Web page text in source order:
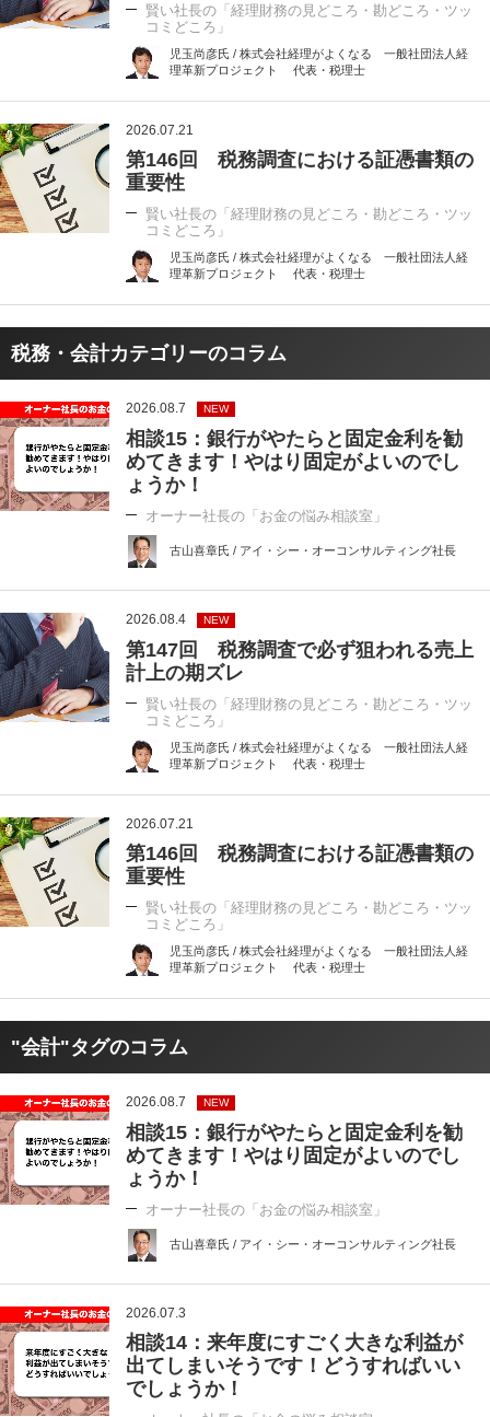
賢い社長の「経理財務の見どころ・勘どころ・ツッ
コミどころ」
児玉尚彦氏 / 株式会社経理がよくなる 一般社団法人経
理革新プロジェクト 代表・税理士
2026.07.21
第146回 税務調査における証憑書類の
重要性
賢い社長の「経理財務の見どころ・勘どころ・ツッ
コミどころ」
児玉尚彦氏 / 株式会社経理がよくなる 一般社団法人経
理革新プロジェクト 代表・税理士
税務・会計カテゴリーのコラム
2026.08.7 NEW
相談15：銀行がやたらと固定金利を勧
めてきます！やはり固定がよいのでし
ょうか！
オーナー社長の「お金の悩み相談室」
古山喜章氏 / アイ・シー・オーコンサルティング社長
2026.08.4 NEW
第147回 税務調査で必ず狙われる売上
計上の期ズレ
賢い社長の「経理財務の見どころ・勘どころ・ツッ
コミどころ」
児玉尚彦氏 / 株式会社経理がよくなる 一般社団法人経
理革新プロジェクト 代表・税理士
2026.07.21
第146回 税務調査における証憑書類の
重要性
賢い社長の「経理財務の見どころ・勘どころ・ツッ
コミどころ」
児玉尚彦氏 / 株式会社経理がよくなる 一般社団法人経
理革新プロジェクト 代表・税理士
"会計"タグのコラム
2026.08.7 NEW
相談15：銀行がやたらと固定金利を勧
めてきます！やはり固定がよいのでし
ょうか！
オーナー社長の「お金の悩み相談室」
古山喜章氏 / アイ・シー・オーコンサルティング社長
2026.07.3
相談14：来年度にすごく大きな利益が
出てしまいそうです！どうすればいい
でしょうか！